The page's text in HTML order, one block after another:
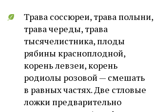
Трава соссюреи, трава полыни,
трава череды, трава
тысячелистника, плоды
рябины красноплодной,
корень левзеи, корень
родиолы розовой — смешать
в равных частях. Две стловые
ложки предварительно